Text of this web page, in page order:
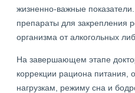
жизненно-важные
препараты для закрепления
организма от алкогольных
На завершающем этапе
коррекции рациона питания,
нагрузкам, режиму сна и